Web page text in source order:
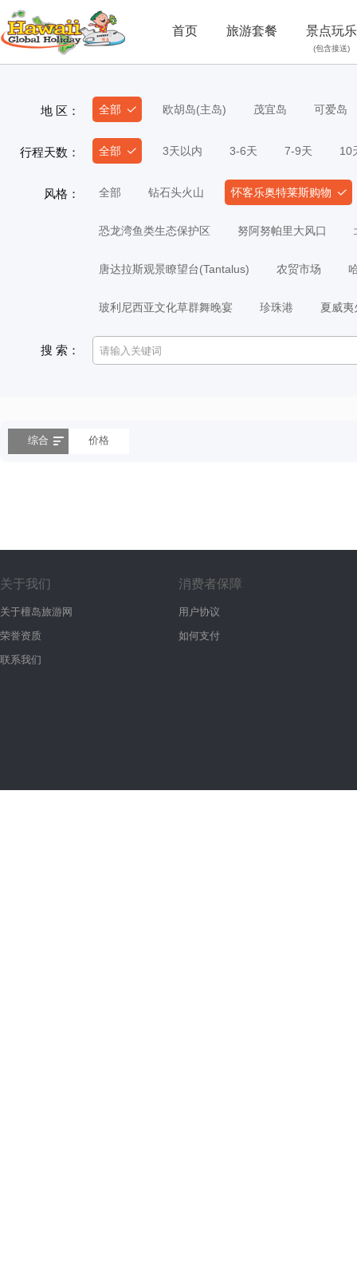
首页 旅游套餐 景点玩乐
(包含接送)
地 区： 全部 欧胡岛(主岛) 茂宜岛 可爱岛
行程天数： 全部 3天以内 3-6天 7-9天 10
风格： 全部 钻石头火山 怀客乐奥特莱斯购物
恐龙湾鱼类生态保护区 努阿努帕里大风口
唐达拉斯观景瞭望台(Tantalus) 农贸市场
玻利尼西亚文化草群舞晚宴 珍珠港 夏威夷
搜 索：
综合 价格
关于我们
关于檀岛旅游网
荣誉资质
联系我们
消费者保障
用户协议
如何支付